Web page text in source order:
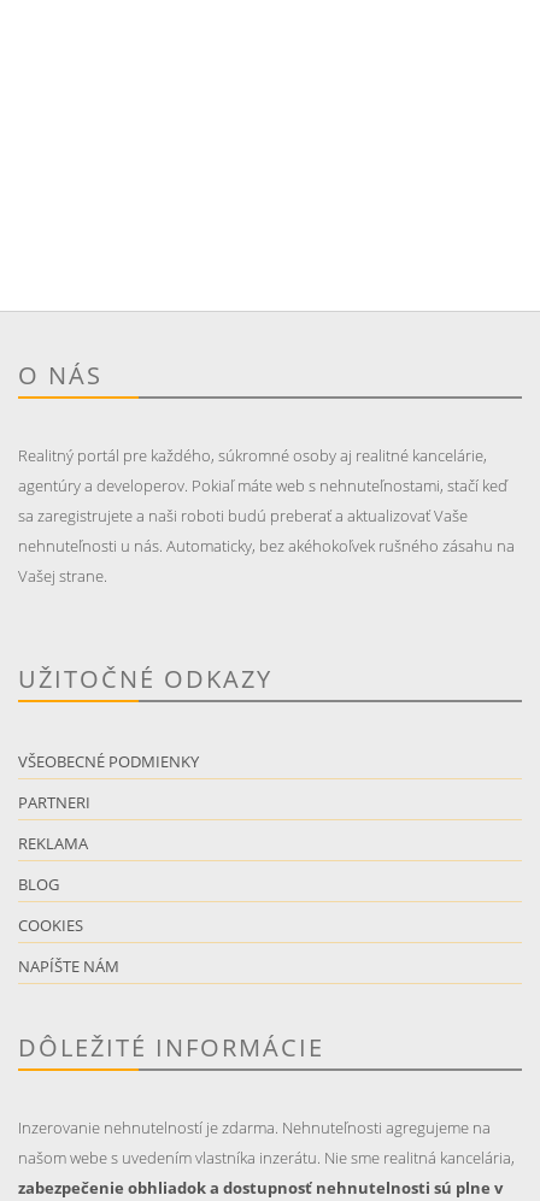
O NÁS
Realitný portál pre každého, súkromné osoby aj realitné kancelárie,
agentúry a developerov. Pokiaľ máte web s nehnuteľnostami, stačí keď
sa zaregistrujete a naši roboti budú preberať a aktualizovať Vaše
nehnuteľnosti u nás. Automaticky, bez akéhokoľvek rušného zásahu na
Vašej strane.
UŽITOČNÉ ODKAZY
VŠEOBECNÉ PODMIENKY
PARTNERI
REKLAMA
BLOG
COOKIES
NAPÍŠTE NÁM
DÔLEŽITÉ INFORMÁCIE
Inzerovanie nehnutelností je zdarma. Nehnuteľnosti agregujeme na
našom webe s uvedením vlastníka inzerátu. Nie sme realitná kancelária,
zabezpečenie obhliadok a dostupnosť nehnutelnosti sú plne v